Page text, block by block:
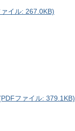
イル: 267.0KB)
ファイル: 379.1KB)